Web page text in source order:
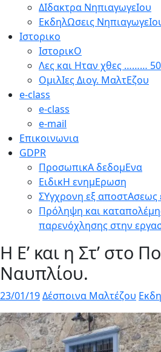
ΔΙδακτρα ΝηπιαγωγεΙου
ΕκδηλΩσεις
Ιστορικο
ΙστορικΟ
Λες και Ηταν χθες ………
ΟμιλΙες Διογ. ΜαλτΕζου
e-class
e-class
e-mail
Επικοινωνια
GDPR
ΠροσωπικΑ δεδομΕνα
ΕιδικΗ ενημΕρωση
ΣΥγχρονη εξ αποστΑσεως
Πρόληψη και
παρενόχλησης στην
Η Ε’ και η Στ’ στο
Ναυπλίου.
23/01/19Δέσποινα Μαλτέζου